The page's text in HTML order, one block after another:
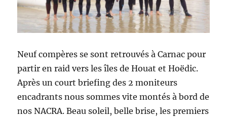
Neuf compères se sont retrouvés à Carnac pour
partir en raid vers les îles de Houat et Hoëdic.
Après un court briefing des 2 moniteurs
encadrants nous sommes vite montés à bord de
nos NACRA. Beau soleil, belle brise, les premiers